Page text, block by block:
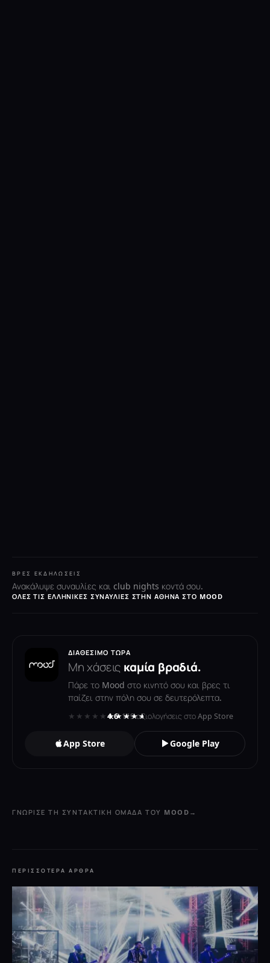
ΒΡΕΣ ΕΚΔΗΛΏΣΕΙΣ
Ανακάλυψε συναυλίες και club nights κοντά σου.
ΌΛΕΣ ΤΙΣ ΕΛΛΗΝΙΚΈΣ ΣΥΝΑΥΛΊΕΣ ΣΤΗΝ ΑΘΉΝΑ ΣΤΟ MOOD
ΔΙΑΘΈΣΙΜΟ ΤΏΡΑ
Μη χάσεις καμία βραδιά.
Πάρε το Mood στο κινητό σου και βρες τι
παίζει στην πόλη σου σε δευτερόλεπτα.
★★★★★★★★★★
4.6· 119 αξιολογήσεις στο App Store
App Store Google Play
ΓΝΏΡΙΣΕ ΤΗ ΣΥΝΤΑΚΤΙΚΉ ΟΜΆΔΑ ΤΟΥ MOOD →
ΠΕΡΙΣΣΌΤΕΡΑ ΆΡΘΡΑ